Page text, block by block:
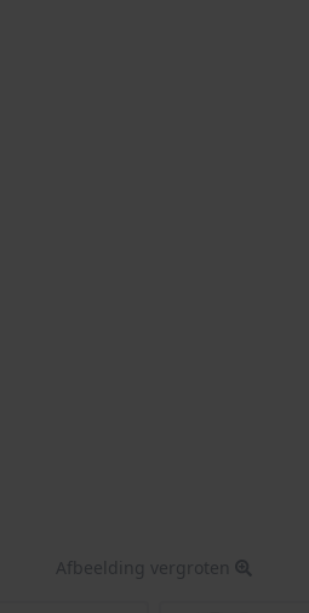
Afbeelding vergroten